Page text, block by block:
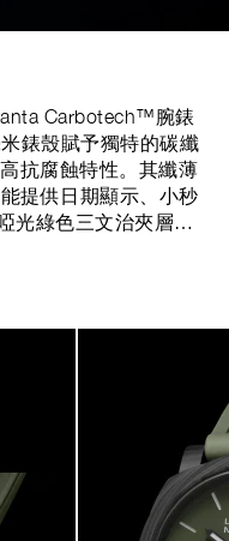
Carbotech™腕錶
錶殼賦予獨特的碳纖
抗腐蝕特性。其纖薄
提供日期顯示、小秒
光綠色三文治夾層式
注入毫不妥協的沛納
錶帶，讓腕錶無縫融